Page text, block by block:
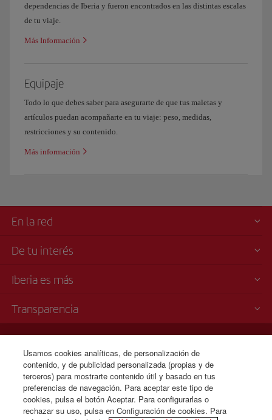
dependencias de Iberia y fueron encontrados en las distintas escalas
de tu viaje.
Más Información
Equipaje
Todo lo que debes saber para asegurarte de que tus maletas y
artículos puedan acompañarte en tu viaje: peso, medidas,
restricciones y su contenido.
Más información
En la red
De tu interés
Iberia es más
Transparencia
Venta telefónica
+1 800 772 4642
Lunes a domingo 00:00 - 24:00 horas ( español e inglés).
CSP - Plan de Servicio al Cliente
Plan de Contingencia para los Retrasos prolongados en pista (TARMAC)
IB General Rules & Tariff Canada
Usamos cookies analíticas, de personalización de
contenido, y de publicidad personalizada (propias y de
terceros) para mostrarte contenido útil y basado en tus
preferencias de navegación. Para aceptar este tipo de
cookies, pulsa el botón Aceptar. Para configurarlas o
rechazar su uso, pulsa en Configuración de cookies. Para